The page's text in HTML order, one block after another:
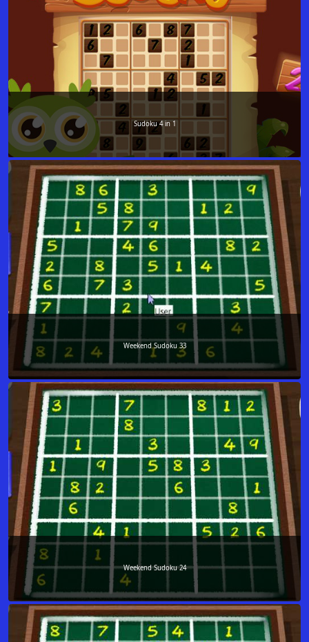
Sudoku 4 in 1
Weekend Sudoku 33
Weekend Sudoku 24